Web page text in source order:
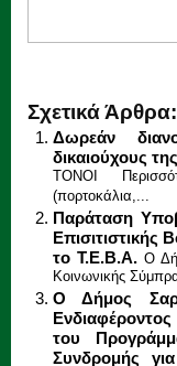
Σχετικά Άρθρα:
Δωρεάν
δικαιούχους
ΤΟΝΟΙ
(πορτοκάλια,...
Παράταση
Επισιτιστικής
το Τ.Ε.Β.Α. Ο
Κοινωνικής
Ο Δήμος
του
Συνδρομής